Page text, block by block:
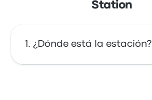
Station
¿Dónde está la estación?